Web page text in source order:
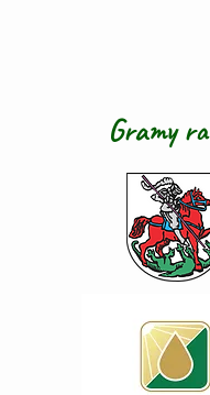
Gramy